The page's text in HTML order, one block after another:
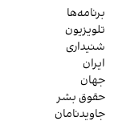
برنامه‌ها
تلویزیون
شنیداری
ایران
جهان
حقوق بشر
جاویدنامان